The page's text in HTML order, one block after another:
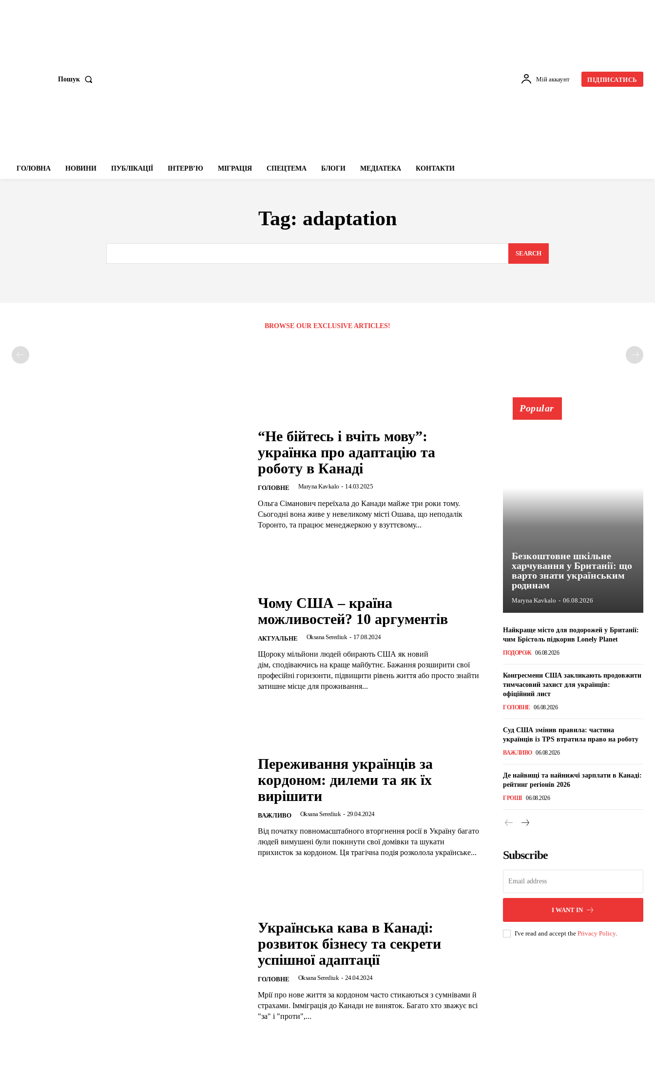
Пошук Мій аккаунт ПІДПИСАТИСЬ
ГОЛОВНА НОВИНИ ПУБЛІКАЦІЇ ІНТЕРВʼЮ МІГРАЦІЯ СПЕЦТЕМА БЛОГИ МЕДІАТЕКА КОНТАКТИ
Tag: adaptation
SEARCH
BROWSE OUR EXCLUSIVE ARTICLES!
“Не бійтесь і вчіть мову”:
українка про адаптацію та
роботу в Канаді
ГОЛОВНЕ Maryna Kavkalo - 14.03.2025
Ольга Сіманович переїхала до Канади майже три роки тому.
Сьогодні вона живе у невеликому місті Ошава, що неподалік
Торонто, та працює менеджеркою у взуттєвому...
Чому США – країна
можливостей? 10 аргументів
АКТУАЛЬНЕ Oksana Serediuk - 17.08.2024
Щороку мільйони людей обирають США як новий
дім, сподіваючись на краще майбутнє. Бажання розширити свої
професійні горизонти, підвищити рівень життя або просто знайти
затишне місце для проживання...
Переживання українців за
кордоном: дилеми та як їх
вирішити
ВАЖЛИВО Oksana Serediuk - 29.04.2024
Від початку повномасштабного вторгнення росії в Україну багато
людей вимушені були покинути свої домівки та шукати
прихисток за кордоном. Ця трагічна подія розколола українське...
Українська кава в Канаді:
розвиток бізнесу та секрети
успішної адаптації
ГОЛОВНЕ Oksana Serediuk - 24.04.2024
Мрії про нове життя за кордоном часто стикаються з сумнівами й
страхами. Імміграція до Канади не виняток. Багато хто зважує всі
"за" і "проти",...
Popular
Безкоштовне шкільне
харчування у Британії: що
варто знати українським
родинам
Maryna Kavkalo - 06.08.2026
Найкраще місто для подорожей у Британії:
чим Брістоль підкорив Lonely Planet
ПОДОРОЖ 06.08.2026
Конгресмени США закликають продовжити
тимчасовий захист для українців:
офіційний лист
ГОЛОВНЕ 06.08.2026
Суд США змінив правила: частина
українців із TPS втратила право на роботу
ВАЖЛИВО 06.08.2026
Де найвищі та найнижчі зарплати в Канаді:
рейтинг регіонів 2026
ГРОШІ 06.08.2026
Subscribe
I WANT IN
I've read and accept the Privacy Policy.